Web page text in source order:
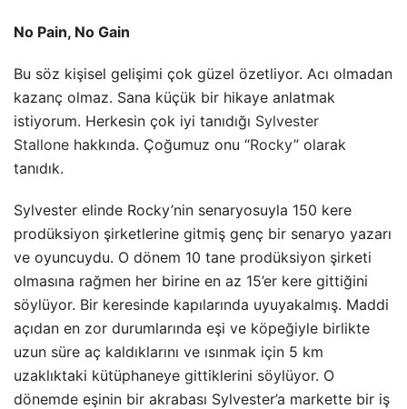
No Pain, No Gain
Bu söz kişisel gelişimi çok güzel özetliyor. Acı olmadan
kazanç olmaz. Sana küçük bir hikaye anlatmak
istiyorum. Herkesin çok iyi tanıdığı Sylvester
Stallone hakkında. Çoğumuz onu “Rocky” olarak
tanıdık.
Sylvester elinde Rocky’nin senaryosuyla 150 kere
prodüksiyon şirketlerine gitmiş genç bir senaryo yazarı
ve oyuncuydu. O dönem 10 tane prodüksiyon şirketi
olmasına rağmen her birine en az 15’er kere gittiğini
söylüyor. Bir keresinde kapılarında uyuyakalmış. Maddi
açıdan en zor durumlarında eşi ve köpeğiyle birlikte
uzun süre aç kaldıklarını ve ısınmak için 5 km
uzaklıktaki kütüphaneye gittiklerini söylüyor. O
dönemde eşinin bir akrabası Sylvester’a markette bir iş